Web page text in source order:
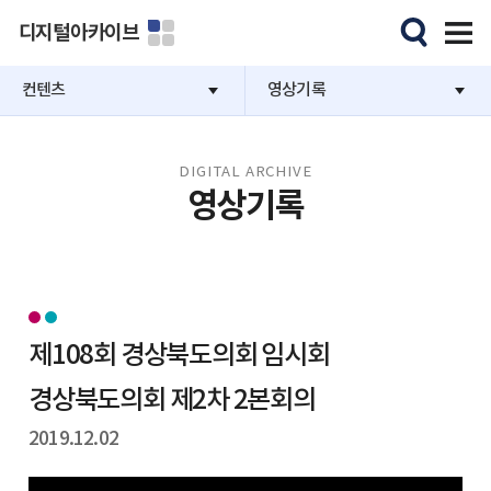
디지털아카이브
컨텐츠 영상기록
DIGITAL ARCHIVE
영상기록
제108회 경상북도의회 임시회
경상북도의회 제2차 2본회의
2019.12.02